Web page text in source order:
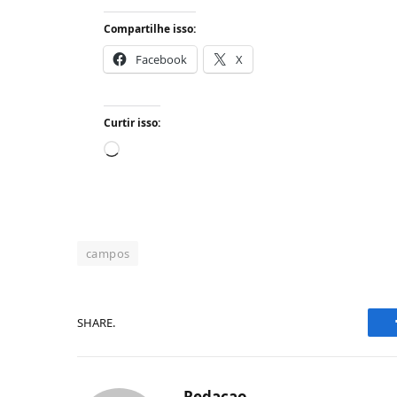
Compartilhe isso:
Facebook X
Curtir isso:
Carregando...
campos
SHARE.